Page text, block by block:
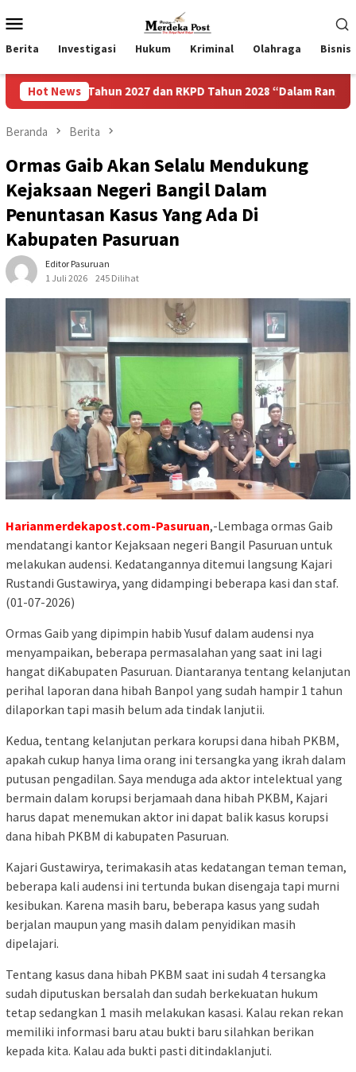
ke
kontenMobile
Berita Investigasi Hukum Kriminal Olahraga Bisnis
Hot News
2027 dan RKPD Tahun 2028 “Dalam Rangka Mewujudkan
Beranda Berita
Ormas Gaib Akan Selalu Mendukung
Kejaksaan Negeri Bangil Dalam
Penuntasan Kasus Yang Ada Di
Kabupaten Pasuruan
Editor Pasuruan
1 Juli 2026
245 Dilihat
Harianmerdekapost.com-Pasuruan,-Lembaga ormas Gaib
mendatangi kantor Kejaksaan negeri Bangil Pasuruan untuk
melakukan audensi. Kedatangannya ditemui langsung Kajari
Rustandi Gustawirya, yang didampingi beberapa kasi dan staf.
(01-07-2026)
Ormas Gaib yang dipimpin habib Yusuf dalam audensi nya
menyampaikan, beberapa permasalahan yang saat ini lagi
hangat diKabupaten Pasuruan. Diantaranya tentang kelanjutan
perihal laporan dana hibah Banpol yang sudah hampir 1 tahun
dilaporkan tapi masih belum ada tindak lanjutii.
Kedua, tentang kelanjutan perkara korupsi dana hibah PKBM,
apakah cukup hanya lima orang ini tersangka yang ikrah dalam
putusan pengadilan. Saya menduga ada aktor intelektual yang
bermain dalam korupsi berjamaah dana hibah PKBM, Kajari
harus dapat menemukan aktor ini dapat balik kasus korupsi
dana hibah PKBM di kabupaten Pasuruan.
Kajari Gustawirya, terimakasih atas kedatangan teman teman,
beberapa kali audensi ini tertunda bukan disengaja tapi murni
kesibukan. Karena masih baru, beberapa kasus yang sudah
berjalan maupun yang masih dalam penyidikan masih
dipelajari.
Tentang kasus dana hibah PKBM saat ini sudah 4 tersangka
sudah diputuskan bersalah dan sudah berkekuatan hukum
tetap sedangkan 1 masih melakukan kasasi. Kalau rekan rekan
memiliki informasi baru atau bukti baru silahkan berikan
kepada kita. Kalau ada bukti pasti ditindaklanjuti.